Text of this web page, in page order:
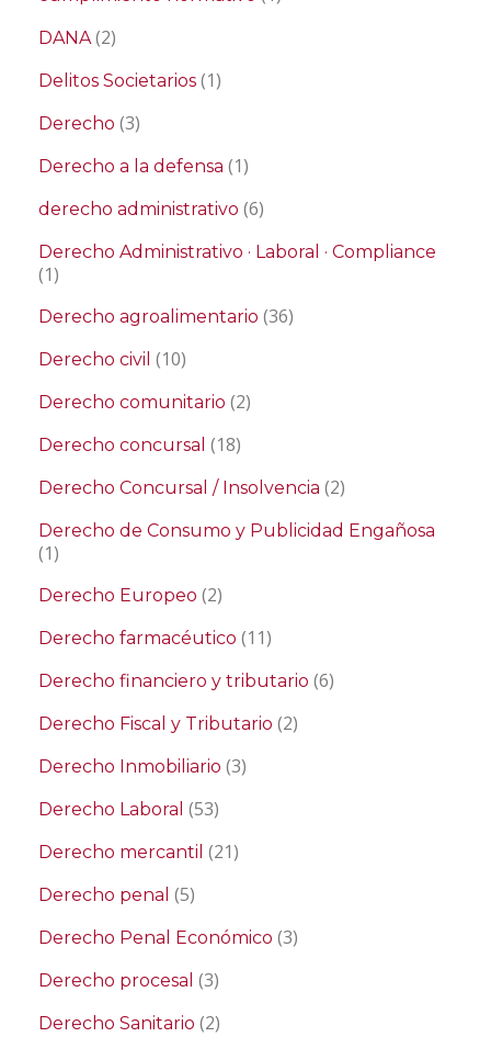
DANA(2)
Delitos Societarios (1)
Derecho (3)
Derecho a la defensa (1)
derecho administrativo (6)
Derecho Administrativo · Laboral · Compliance
(1)
Derecho agroalimentario (36)
Derecho civil (10)
Derecho comunitario (2)
Derecho concursal (18)
Derecho Concursal / Insolvencia (2)
Derecho de Consumo y Publicidad Engañosa
(1)
Derecho Europeo (2)
Derecho farmacéutico (11)
Derecho financiero y tributario (6)
Derecho Fiscal y Tributario (2)
Derecho Inmobiliario (3)
Derecho Laboral (53)
Derecho mercantil (21)
Derecho penal (5)
Derecho Penal Económico (3)
Derecho procesal (3)
Derecho Sanitario (2)